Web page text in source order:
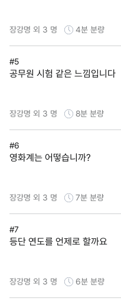
장강명 외 3 명 4분 분량
#5
공무원 시험 같은 느낌입니다
장강명 외 3 명 8분 분량
#6
영화계는 어떻습니까?
장강명 외 3 명 7분 분량
#7
등단 연도를 언제로 할까요
장강명 외 3 명 6분 분량